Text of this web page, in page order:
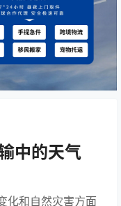
中的天气
化和自然灾害方面